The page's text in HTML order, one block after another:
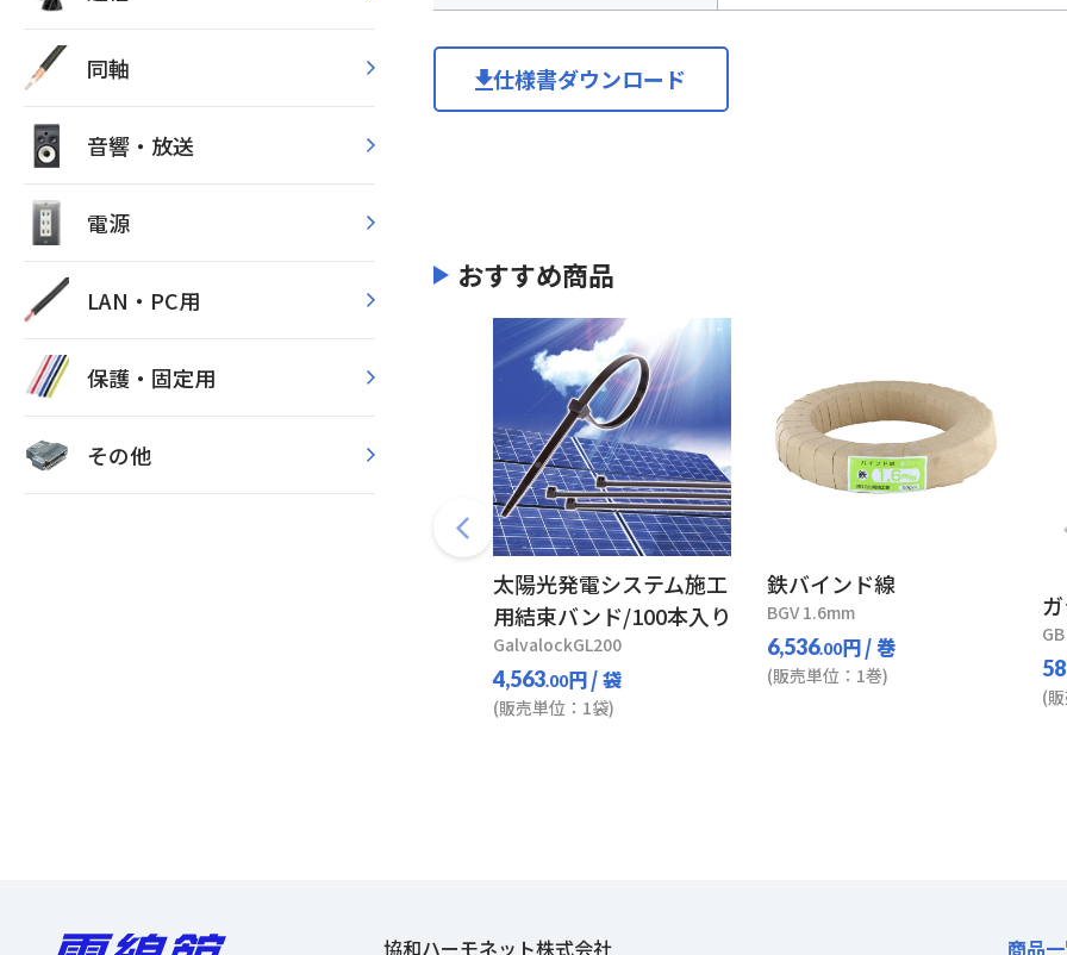
同軸
音響・放送
電源
LAN・PC用
保護・固定用
その他
仕様書ダウンロード
おすすめ商品
太陽光発電システム施工
用結束バンド/100本入り
GalvalockGL200
4,563.00円/ 袋
(販売単位：1袋)
鉄バインド線
BGV 1.6mm
6,536.00円/ 巻
(販売単位：1巻)
(
協和ハーモネット株式会社 商品